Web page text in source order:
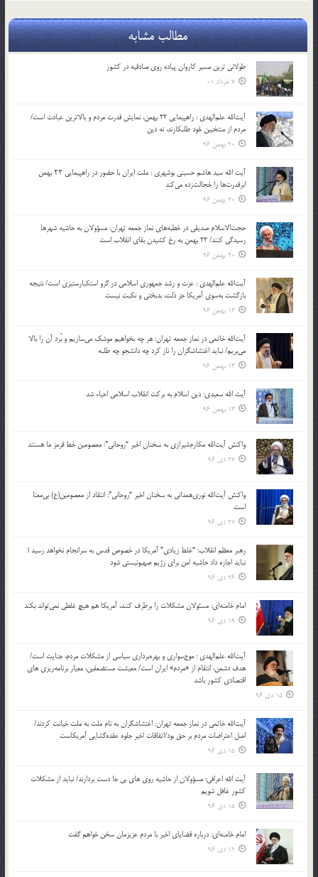
مطالب مشابه
طولانی ترین مسیر کاروان پیاده روی صادقیه در کشور
7 خرداد 01
آیت‌الله علم‌الهدی : راهپیمایی 22 بهمن، نمایش قدرت مردم و بالاترین عبادت است/
مردم از منتخبین خود طلبکارند، نه دین
20 بهمن 96
آیت الله سید هاشم حسینی بوشهری : ملت ایران با حضور در راهپیمایی ۲۲ بهمن
ابرقدرت‌ها را خجالت‌زده می‌کند
20 بهمن 96
حجت‌الاسلام صدیقی در خطبه‌های نماز جمعه تهران: مسؤولان به حاشیه شهرها
رسیدگی کنند/ 22 بهمن به رخ کشیدن بقای انقلاب است
20 بهمن 96
آیت‌الله علم‌الهدی : عزت و رشد جمهوری اسلامی در گرو استکبارستیزی است/ نتیجه
بازگشت به‌سوی آمریکا جز ذلت، بدبختی و نکبت نیست
13 بهمن 96
آیت‌الله خاتمی در نماز جمعه تهران: هر چه بخواهیم موشک می‌سازیم و بُرد آن را بالا
می‌بریم/ نباید اغتشاشگران را ناز کرد چه دانشجو چه طلبه
13 بهمن 96
آیت الله سعیدی: دین اسلام به برکت انقلاب اسلامی احیاء شد
13 بهمن 96
واکنش آیت‌الله مکارم‌شیرازی به سخنان اخیر “روحانی”: معصومین خط قرمز ما هستند
27 دی 96
واکنش آیت‌الله نوری‌همدانی به سخنان اخیر “روحانی”: انتقاد از معصومین(ع) بی‌معنا
است
27 دی 96
رهبر معظم انقلاب: “غلط زیادی” آمریکا در خصوص قدس به سرانجام نخواهد رسید |
نباید اجازه داد حاشیه امن برای رژیم صهیونیستی شود
26 دی 96
امام خامنه‌ای: مسئولان مشکلات را برطرف کنند، آمریکا هم هیچ غلطی نمی‌تواند بکند
19 دی 96
آیت‌الله علم‌الهدی : موج‌سواری و بهره‌برداری سیاسی از مشکلات مردم، جنایت است/
هدف دشمن، انتقام از «مردم» ایران است/ معیشت مستضعفین، معیار برنامه‌ریزی های
اقتصادی کشور باشد
15 دی 96
آیت‌الله خاتمی در نماز جمعه تهران: اغتشاشگران به نام ملت به ملت خیانت کردند/
اصل اعتراضات مردم بر حق بود/اتفاقات اخیر جلوه عقده‌گشایی آمریکاست
15 دی 96
آیت الله اعرافی: مسؤولان از حاشیه روی های بی جا دست بردارند/ نباید از مشکلات
کشور غافل شویم
15 دی 96
امام خامنه‌ای: درباره قضایای اخیر با مردم عزیزمان سخن خواهم گفت
12 دی 96